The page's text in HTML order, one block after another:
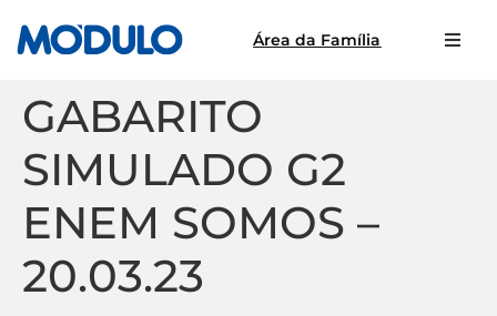
Área da Família
GABARITO
SIMULADO G2
ENEM SOMOS –
20.03.23